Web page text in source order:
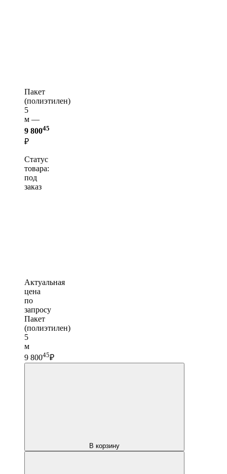
Пакет
(полиэтилен)
5
м —
9 80045
₽
Статус
товара:
под
заказ
Актуальная
цена
по
запросу
Пакет
(полиэтилен)
5
м
9 80045₽
В корзину